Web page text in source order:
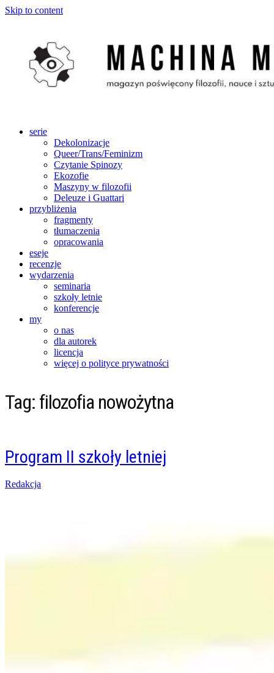
Skip to content
serie
Dekolonizacje
Queer/Trans/Feminizm
Czytanie Spinozy
Ekozofie
Maszyny w filozofii
Deleuze i Guattari
przybliżenia
fragmenty
tłumaczenia
opracowania
eseje
recenzje
wydarzenia
seminaria
szkoły letnie
konferencje
my
o nas
dla autorek
licencja
więcej o polityce prywatności
Tag: filozofia nowożytna
Program II szkoły letniej
Posted
Redakcja